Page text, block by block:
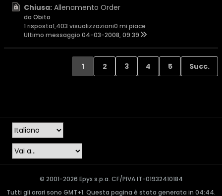
Chiusa: Allenamento Order
da Obito
1 risposta1,403 visualizzazioni0 mi piace
Ultimo messaggio 04-03-2008, 09:39
1 2 3 4 5 Succ.
© 2001-2026 Epyx s.p.a. CF/PIVA IT-01932410184
Tutti gli orari sono GMT+1. Questa pagina è stata generata in 04:44.